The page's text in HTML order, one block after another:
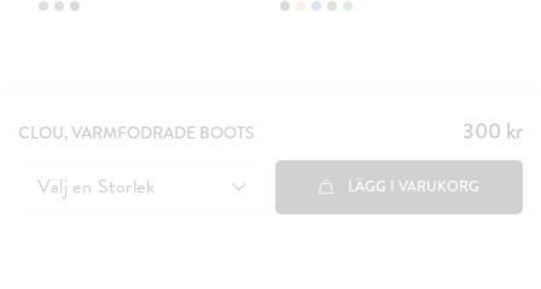
CLOU, VARMFODRADE BOOTS Pris:
300 kr
300 kr
Välj en Storlek LÄGG I VARUKORG